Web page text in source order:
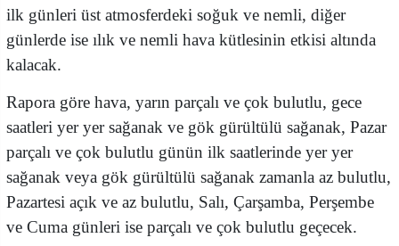
ilk günleri üst atmosferdeki soğuk ve nemli, diğer
günlerde ise ılık ve nemli hava kütlesinin etkisi altında
kalacak.
Rapora göre hava, yarın parçalı ve çok bulutlu, gece
saatleri yer yer sağanak ve gök gürültülü sağanak, Pazar
parçalı ve çok bulutlu günün ilk saatlerinde yer yer
sağanak veya gök gürültülü sağanak zamanla az bulutlu,
Pazartesi açık ve az bulutlu, Salı, Çarşamba, Perşembe
ve Cuma günleri ise parçalı ve çok bulutlu geçecek.